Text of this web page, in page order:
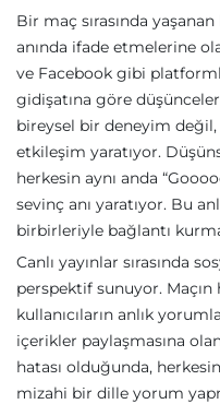
Bir maç sırasında
anında ifade etmelerine
ve Facebook gibi
gidişatına göre
bireysel bir deneyim
etkileşim yaratıyor.
herkesin aynı anda
sevinç anı yaratıyor. Bu
birbirleriyle bağlantı
Canlı yayınlar sırasında
perspektif sunuyor. Maçın
kullanıcıların anlık
içerikler paylaşmasına
hatası olduğunda,
mizahi bir dille yorum